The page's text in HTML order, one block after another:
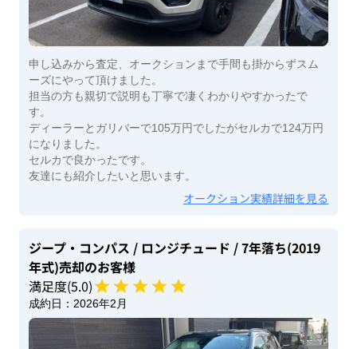
申し込みから査定、オークションまで手間も掛からずスム
ーズにやって頂けました。
担当の方も親切で説明も丁寧で凄くわかりやすかったで
す。
ディーラーとガリバーで105万円でしたがセルカで124万円
になりました。
セルカで良かったです。
友達にも紹介したいと思います。
オークション実績詳細を見る
ジープ・コンパス / ロンジチュード / 7年落ち(2019
年式)売却のお客様
満足度(5.0)
成約日： 2026年2月